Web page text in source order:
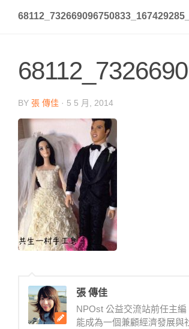
BY 張 傳佳 · 5 5 月, 2014
張 傳佳
NPOst 公益交流站前任主
能成為一個兼顧經濟發展與